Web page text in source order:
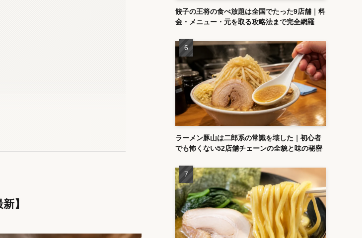
】
餃子の王将の食べ放題は全国でたった9店舗｜料
金・メニュー・元を取る攻略法まで完全網羅
ラーメン豚山は二郎系の常識を壊した｜初心者
でも怖くない52店舗チェーンの全貌と味の秘密